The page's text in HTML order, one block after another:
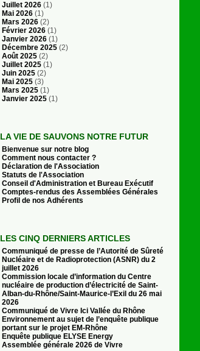
Juillet 2026 (1)
Mai 2026 (1)
Mars 2026 (2)
Février 2026 (1)
Janvier 2026 (1)
Décembre 2025 (2)
Août 2025 (2)
Juillet 2025 (1)
Juin 2025 (2)
Mai 2025 (3)
Mars 2025 (1)
Janvier 2025 (1)
LA VIE DE SAUVONS NOTRE FUTUR
Bienvenue sur notre blog
Comment nous contacter ?
Déclaration de l'Association
Statuts de l'Association
Conseil d'Administration et Bureau Exécutif
Comptes-rendus des Assemblées Générales
Profil de nos Adhérents
LES CINQ DERNIERS ARTICLES
Communiqué de presse de l’Autorité de Sûreté
Nucléaire et de Radioprotection (ASNR) du 2
juillet 2026
Commission locale d’information du Centre
nucléaire de production d’électricité de Saint-
Alban-du-Rhône/Saint-Maurice-l’Exil du 26 mai
2026
Communiqué de Vivre Ici Vallée du Rhône
Environnement au sujet de l’enquête publique
portant sur le projet EM-Rhône
Enquête publique ELYSE Energy
Assemblée générale 2026 de Vivre